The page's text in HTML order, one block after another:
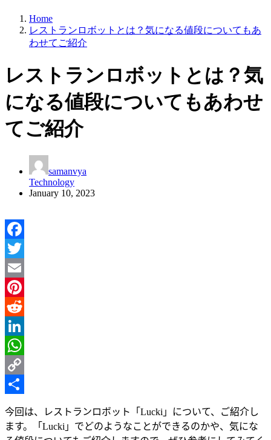
Home
レストランロボットとは？気になる値段についてもあ
わせてご紹介
レストランロボットとは？気
になる値段についてもあわせ
てご紹介
samanvya
Technology
January 10, 2023
Facebook
Twitter
Email
Pinterest
Reddit
LinkedIn
WhatsApp
Copy
今回は、レストランロボット「 Lucki 」について、ご紹介し
ます。「 Lucki 」でどのようなことができるのかや、気にな